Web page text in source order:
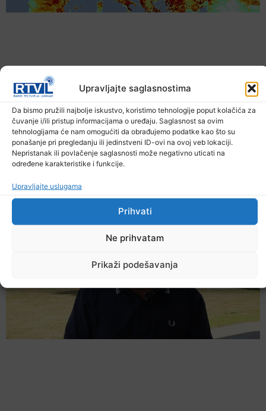
Upravljajte saglasnostima
Da bismo pružili najbolje iskustvo, koristimo tehnologije poput kolačića za
čuvanje i/ili pristup informacijama o uređaju. Saglasnost sa ovim
tehnologijama će nam omogućiti da obrađujemo podatke kao što su
ponašanje pri pregledanju ili jedinstveni ID-ovi na ovoj veb lokaciji.
Nepristanak ili povlačenje saglasnosti može negativno uticati na
određene karakteristike i funkcije.
Upravljajte uslugama
Prihvati
Ne prihvatam
Prikaži podešavanja
Upozorenje za narednih sedam dana: Požari
prijete Balkanu, u rizičnoj zoni nalazi se i BiH
6. Augusta 2026.